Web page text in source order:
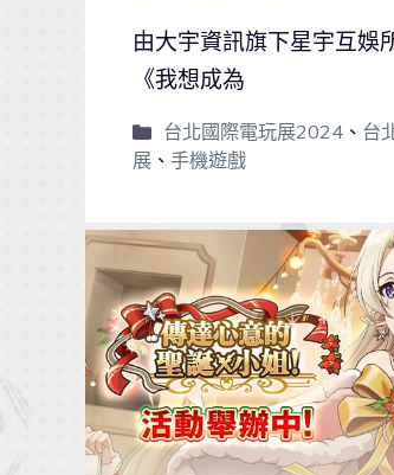
由大宇資訊旗下星宇互娛
《我想成為
台北國際電玩展2024、 台
展 、 手機遊戲